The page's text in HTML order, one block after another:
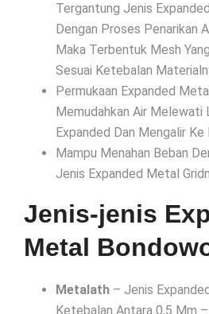
Tergantung Jenis
Dengan Proses Penarikan
Maka Terbentuk Mesh
Sesuai Ketebalan
Permukaan Expanded
Memudahkan Air Melewati
Expanded Dan Mengalir Ke
Mampu Menahan Beban
Jenis Expanded Metal
Jenis-jenis
Metal
Metalath – Jenis
Ketebalan Antara 0,5 Mm